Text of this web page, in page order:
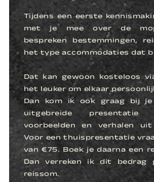
Tijdens een eerste
met je mee over de
bespreken bestemmingen,
het type accommodaties dat
Dat kan gewoon kosteloos
het leuker om elkaar
Dan kom ik ook graag bij
uitgebreide
voorbeelden en verhalen
Voor een thuispresentatie
van €75. Boek je daarna een
Dan verreken ik dit bedrag
reissom.